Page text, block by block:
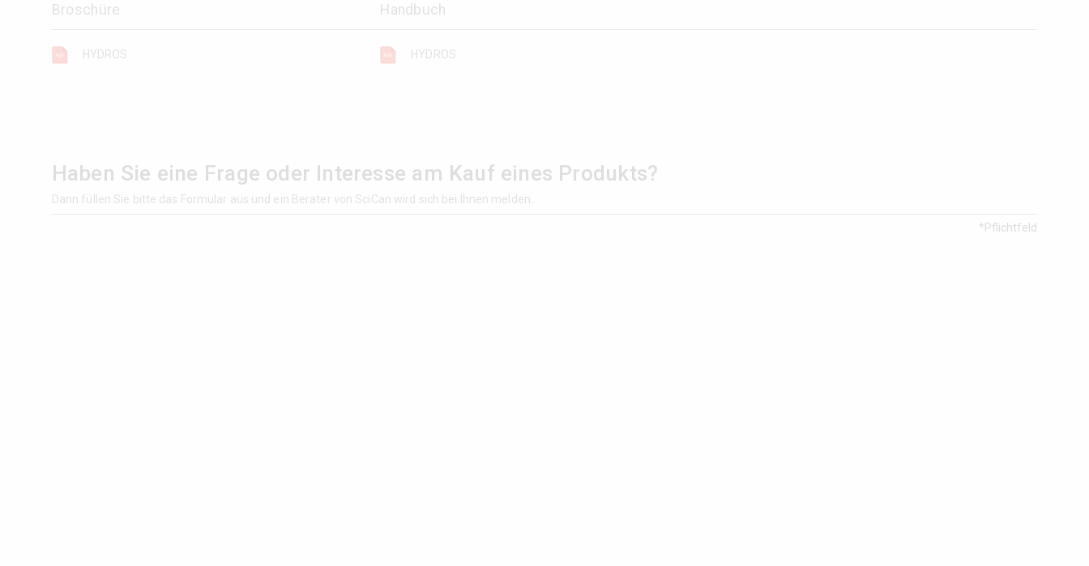
Broschüre Handbuch
HYDROS HYDROS
Haben Sie eine Frage oder Interesse am Kauf eines Produkts?
Dann füllen Sie bitte das Formular aus und ein Berater von SciCan wird sich bei Ihnen melden.
*Pflichtfeld